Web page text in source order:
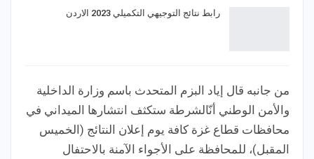
رابط نتائج التوجيهي التكميلي 2023 الاردن
من جانبه قال إياد البزم المتحدث باسم وزارة الداخلية
والأمن الوطني أنّالشرطة ستكثف انتشارها الميداني في
محافظات قطاع غزة كافة يوم إعلان النتائج (الخميس
المقبل)، للمحافظة على الأجواء الآمنة بالاحتفال